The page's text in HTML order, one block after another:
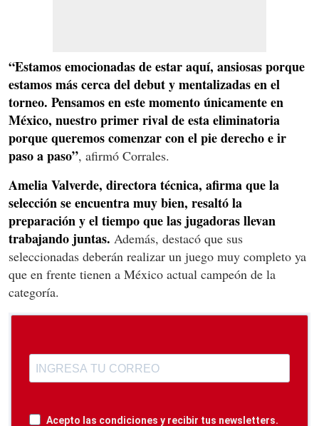
“Estamos emocionadas de estar aquí, ansiosas porque
estamos más cerca del debut y mentalizadas en el
torneo. Pensamos en este momento únicamente en
México, nuestro primer rival de esta eliminatoria
porque queremos comenzar con el pie derecho e ir
paso a paso”, afirmó Corrales.
Amelia Valverde, directora técnica, afirma que la
selección se encuentra muy bien, resaltó la
preparación y el tiempo que las jugadoras llevan
trabajando juntas. Además, destacó que sus
seleccionadas deberán realizar un juego muy completo ya
que en frente tienen a México actual campeón de la
categoría.
Acepto las condiciones y recibir tus newsletters.